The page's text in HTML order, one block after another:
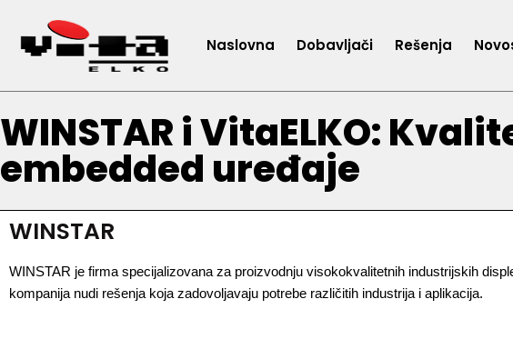
Naslovna Dobavljači Rešenja
WINSTAR i VitaELKO:
embedded uređaje
WINSTAR
WINSTAR je firma specijalizovana za proizvodnju visokokvalitetnih industrijskih
kompanija nudi rešenja koja zadovoljavaju potrebe različitih industrija i aplikacija.